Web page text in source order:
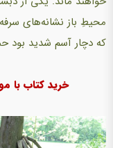
محیطِ باز نشانه‌های
كه‌ دچار آسم شدید بود
خرید کتاب با